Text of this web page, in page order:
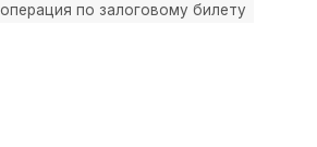
операция по залоговому билету